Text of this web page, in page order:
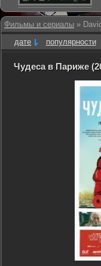
Фильмы и сериалы »
дате
популярности
Чудеса в Париже